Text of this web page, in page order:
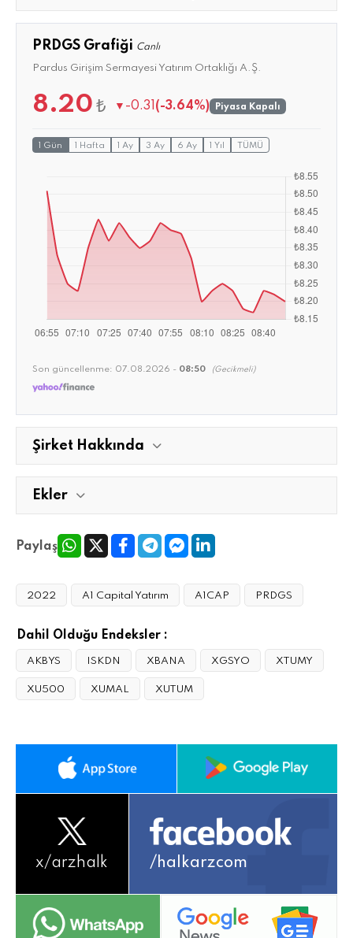
PRDGS Grafiği Canlı
Pardus Girişim Sermayesi Yatırım Ortaklığı A.Ş.
8.20 ₺ ▼ -0.31 (-3.64%) Piyasa Kapalı
1 Gün 1 Hafta 1 Ay 3 Ay 6 Ay 1 Yıl TÜMÜ
Son güncellenme: 07.08.2026 - 08:50 (Gecikmeli)
Şirket Hakkında
Ekler
Paylaş
2022 A1 Capital Yatırım A1CAP PRDGS
Dahil Olduğu Endeksler :
AKBYS ISKDN XBANA XGSYO XTUMY
XU500 XUMAL XUTUM
x/arzhalk /halkarzcom